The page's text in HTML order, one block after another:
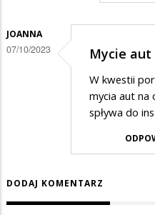
To
prawda
JOANNA
07/10/2023 Mycie aut
W kwestii
mycia aut na
spływa do
DODAJ KOMENTARZ